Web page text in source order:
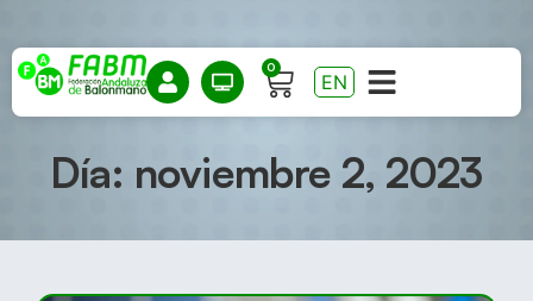
0
EN
Día: noviembre 2, 2023